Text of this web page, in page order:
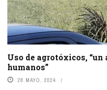
Uso de agrotóxicos, “un
humanos”
28 MAYO, 2024